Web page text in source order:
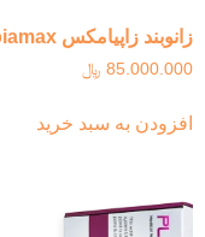
زانوبند زاپیامکس Zapiamax
85.000.000 ﷼
افزودن به سبد خرید